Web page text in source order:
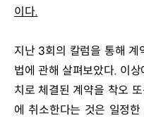
이다.
지난 3회의 칼럼을 통해 계
법에 관해 살펴보았다. 이
치로 체결된 계약을 착오
에 취소한다는 것은 일정